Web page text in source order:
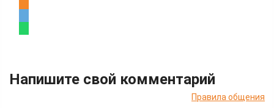
Напишите свой комментарий
Правила общения